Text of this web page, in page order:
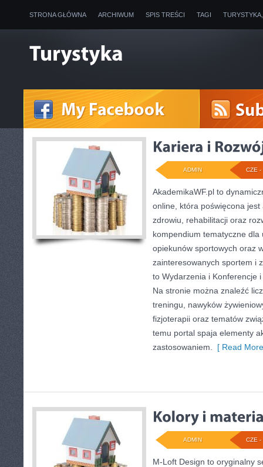
STRONA GŁÓWNA ARCHIWUM SPIS TREŚCI TAGI
CZE -
ADMIN
AkademikaWF.pl to
online, która poświęcona jest
zdrowiu, rehabilitacji oraz
kompendium tematyczne dla
opiekunów sportowych oraz
zainteresowanych sportem i
to Wydarzenia i Konferencje
Na stronie można znaleźć
treningu, nawyków
fizjoterapii oraz tematów
temu portal spaja elementy
zastosowaniem.
[ Read
CZE -
ADMIN
M-Loft Design to oryginalny